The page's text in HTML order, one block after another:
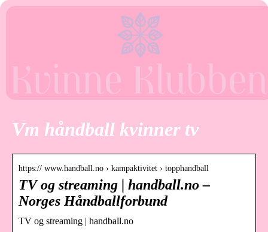
Vm håndball kvinner tv
https:// www.handball.no › kampaktivitet › topphandball
TV og streaming | handball.no –
Norges Håndballforbund
TV og streaming | handball.no